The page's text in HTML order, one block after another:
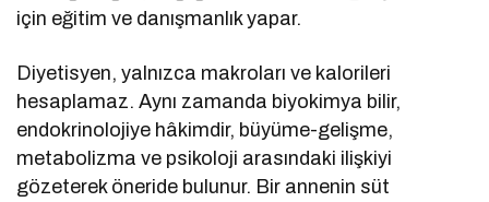
için eğitim ve danışmanlık yapar.
Diyetisyen, yalnızca makroları ve kalorileri
hesaplamaz. Aynı zamanda biyokimya bilir,
endokrinolojiye hâkimdir, büyüme-gelişme,
metabolizma ve psikoloji arasındaki ilişkiyi
gözeterek öneride bulunur. Bir annenin süt